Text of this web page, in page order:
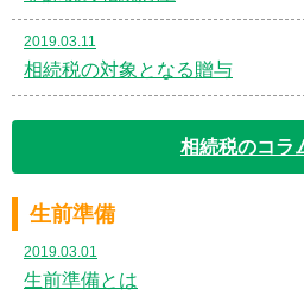
2019.03.11
相続税の対象となる贈与
相続税のコラ
生前準備
2019.03.01
生前準備とは